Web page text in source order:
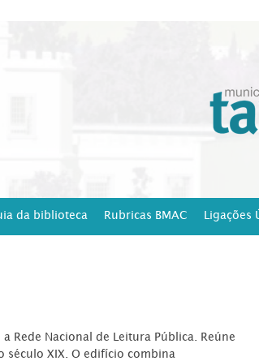
da biblioteca Rubricas BMAC Ligações
Nacional de Leitura Pública. Reúne
século XIX. O edifício combina